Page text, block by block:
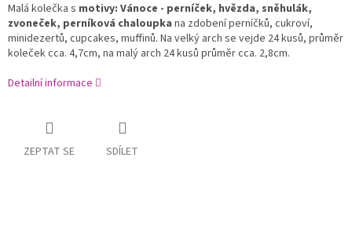
Malá kolečka s motivy: Vánoce - perníček, hvězda, sněhulák,
zvoneček, perníková chaloupka na zdobení perníčků, cukroví,
minidezertů, cupcakes, muffinů. Na velký arch se vejde 24 kusů, průměr
koleček cca. 4,7cm, na malý arch 24 kusů průměr cca. 2,8cm.
Detailní informace
ZEPTAT SE SDÍLET